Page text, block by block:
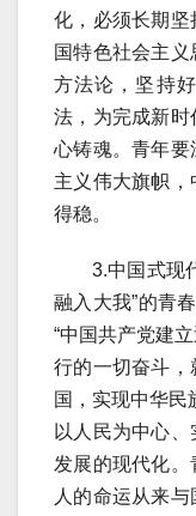
化，必须长期坚
国特色社会主
方法论，坚持
法，为完成新时
心铸魂。青年要
主义伟大旗帜
得稳。
3.中国式现
融入大我”的青
“中国共产党建
行的一切奋斗，
国，实现中华民
以人民为中心
发展的现代化
人的命运从来